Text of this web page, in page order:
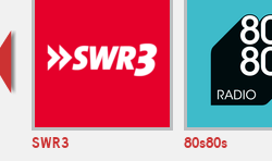
SWR3 80s80s